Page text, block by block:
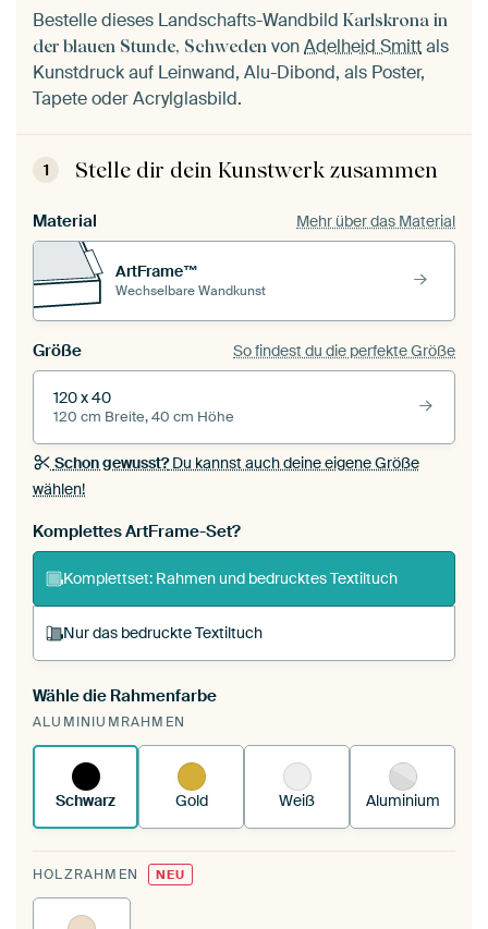
Bestelle dieses Landschafts-Wandbild Karlskrona in
der blauen Stunde, Schweden vonAdelheid Smittals
Kunstdruck auf Leinwand, Alu-Dibond, als Poster,
Tapete oder Acrylglasbild.
1 Stelle dir dein Kunstwerk zusammen
Material Mehr über das Material
ArtFrame™
Wechselbare Wandkunst
Größe So findest du die perfekte Größe
120 x 40
120 cm Breite, 40 cm Höhe
Schon gewusst?Du kannst auch deine eigene Größe
wählen!
Komplettes ArtFrame-Set?
Komplettset: Rahmen und bedrucktes Textiltuch
Nur das bedruckte Textiltuch
Du spannst einen wechselbaren Textiltuch in
deinen vorhandenen ArtFrame™.
funktioniert es.
Wähle die Rahmenfarbe
ALUMINIUMRAHMEN
Schwarz Gold Weiß Aluminium
HOLZRAHMEN NEU